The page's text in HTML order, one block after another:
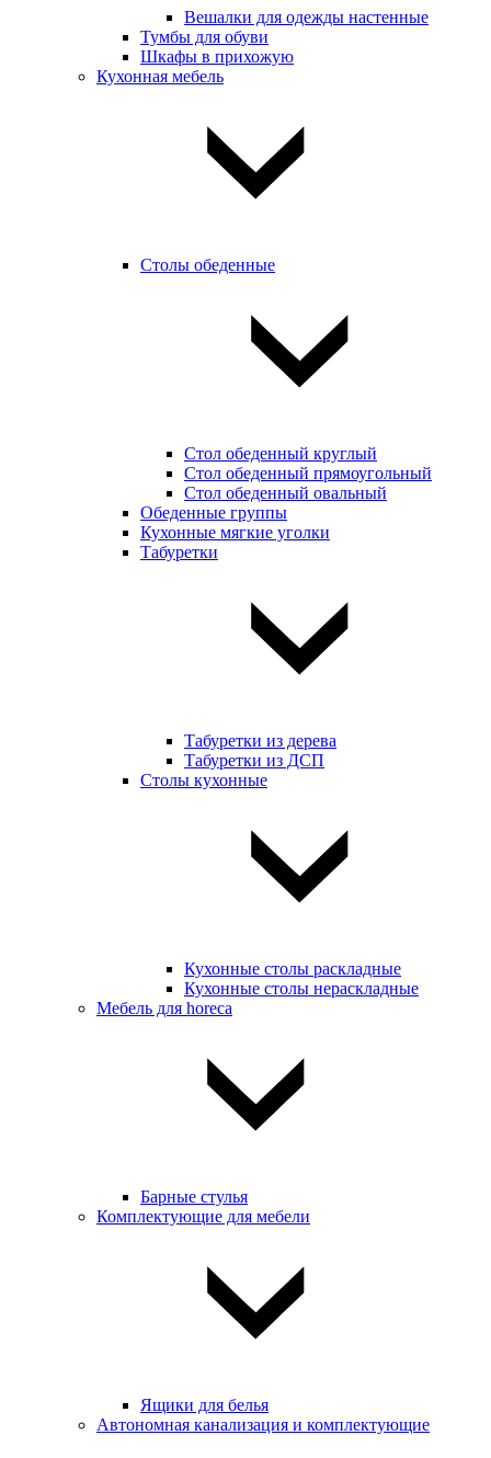
Вешалки для одежды настенные
Тумбы для обуви
Шкафы в прихожую
Кухонная мебель
Столы обеденные
Стол обеденный круглый
Стол обеденный прямоугольный
Стол обеденный овальный
Обеденные группы
Кухонные мягкие уголки
Табуретки
Табуретки из дерева
Табуретки из ДСП
Столы кухонные
Кухонные столы раскладные
Кухонные столы нераскладные
Мебель для horeca
Барные стулья
Комплектующие для мебели
Ящики для белья
Автономная канализация и комплектующие